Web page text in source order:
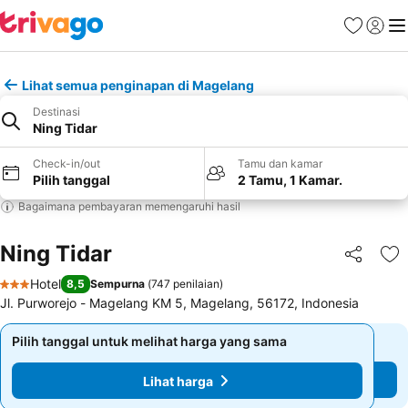
FavoritLogin
Lihat semua penginapan di Magelang
Destinasi
Ning Tidar
Check-in/out
Pilih tanggal
Tamu dan kamar
2 Tamu, 1 Kamar.
Bagaimana pembayaran memengaruhi hasil
Ning Tidar Bagikan
3 Bintang
Hotel 8,5 Sempurna (747 penilaian)
Jl. Purworejo - Magelang KM 5, Magelang, 56172, Indonesia
Pilih tanggal untuk melihat harga yang sama
Lihat harga
Pilih tanggal untuk melihat harga yang sama
Lihat harga